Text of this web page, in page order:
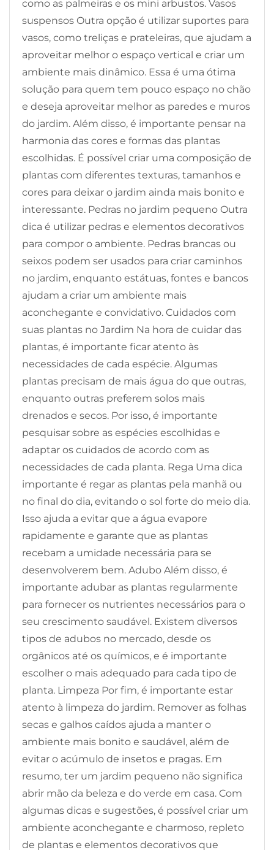
como as palmeiras e os mini arbustos. Vasos
suspensos Outra opção é utilizar suportes para
vasos, como treliças e prateleiras, que ajudam a
aproveitar melhor o espaço vertical e criar um
ambiente mais dinâmico. Essa é uma ótima
solução para quem tem pouco espaço no chão
e deseja aproveitar melhor as paredes e muros
do jardim. Além disso, é importante pensar na
harmonia das cores e formas das plantas
escolhidas. É possível criar uma composição de
plantas com diferentes texturas, tamanhos e
cores para deixar o jardim ainda mais bonito e
interessante. Pedras no jardim pequeno Outra
dica é utilizar pedras e elementos decorativos
para compor o ambiente. Pedras brancas ou
seixos podem ser usados para criar caminhos
no jardim, enquanto estátuas, fontes e bancos
ajudam a criar um ambiente mais
aconchegante e convidativo. Cuidados com
suas plantas no Jardim Na hora de cuidar das
plantas, é importante ficar atento às
necessidades de cada espécie. Algumas
plantas precisam de mais água do que outras,
enquanto outras preferem solos mais
drenados e secos. Por isso, é importante
pesquisar sobre as espécies escolhidas e
adaptar os cuidados de acordo com as
necessidades de cada planta. Rega Uma dica
importante é regar as plantas pela manhã ou
no final do dia, evitando o sol forte do meio dia.
Isso ajuda a evitar que a água evapore
rapidamente e garante que as plantas
recebam a umidade necessária para se
desenvolverem bem. Adubo Além disso, é
importante adubar as plantas regularmente
para fornecer os nutrientes necessários para o
seu crescimento saudável. Existem diversos
tipos de adubos no mercado, desde os
orgânicos até os químicos, e é importante
escolher o mais adequado para cada tipo de
planta. Limpeza Por fim, é importante estar
atento à limpeza do jardim. Remover as folhas
secas e galhos caídos ajuda a manter o
ambiente mais bonito e saudável, além de
evitar o acúmulo de insetos e pragas. Em
resumo, ter um jardim pequeno não significa
abrir mão da beleza e do verde em casa. Com
algumas dicas e sugestões, é possível criar um
ambiente aconchegante e charmoso, repleto
de plantas e elementos decorativos que